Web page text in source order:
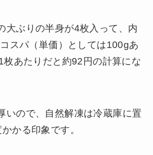
大ぶりの半身が4枚入って、内
スパ（単価）としては100gあ
枚あたりだと約92円の計算にな
いので、自然解凍は冷蔵庫に置
かる印象です。